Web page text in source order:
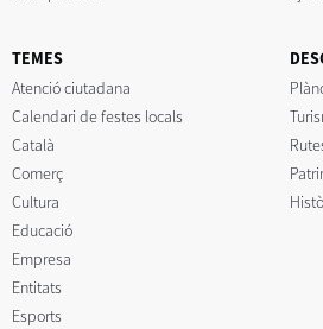
TEMES
Atenció ciutadana
Calendari de festes locals
Català
Comerç
Cultura
Educació
Empresa
Entitats
Esports